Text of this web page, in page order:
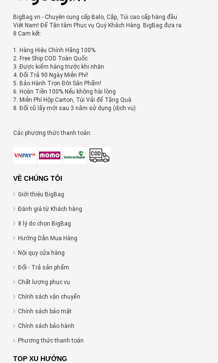
BigBag.vn - Chuyên cung cấp Balo, Cặp, Túi cao cấp hàng đầu
Việt Nam! Để Tận tâm Phục vụ Quý Khách Hàng. BigBag đưa ra
8 Cam kết:
1. Hàng Hiệu Chính Hãng 100%
2. Free Ship COD Toàn Quốc
3. Được kiểm hàng trước khi nhận
4. Đổi Trả 90 Ngày Miễn Phí!
5. Bảo Hành Trọn Đời Sản Phẩm!
6. Hoàn Tiền 100% Nếu không hài lòng
7. Miễn Phí Hộp Carton, Túi Vải để Tặng Quà
8. Đổi cũ lấy mới sau 3 năm sử dụng (dịch vụ)
Các phương thức thanh toán:
VỀ CHÚNG TÔI
Giới thiệu BigBag
Đánh giá từ Khách hàng
8 lý do chọn BigBag
Hướng Dẫn Mua Hàng
Nội quy cửa hàng
Đổi - Trả sản phẩm
Chất lượng phục vụ
Chính sách vận chuyển
Chính sách bảo mật
Chính sách bảo hành
Phương thức thanh toán
TOP XU HƯỚNG